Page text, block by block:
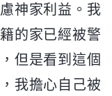
神家利益。我
的家已經被警
但是看到這個
我擔心自己被